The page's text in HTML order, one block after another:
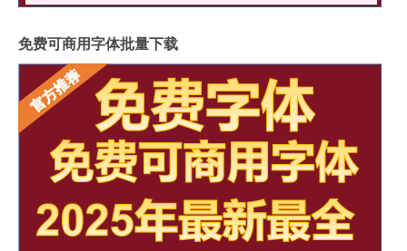
免费可商用字体批量下载